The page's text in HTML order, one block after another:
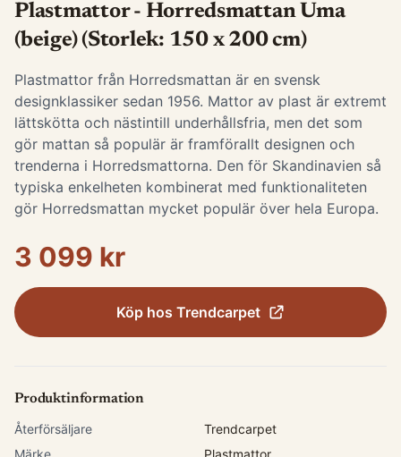
Plastmattor - Horredsmattan Uma
(beige) (Storlek: 150 x 200 cm)
Plastmattor från Horredsmattan är en svensk
designklassiker sedan 1956. Mattor av plast är extremt
lättskötta och nästintill underhållsfria, men det som
gör mattan så populär är framförallt designen och
trenderna i Horredsmattorna. Den för Skandinavien så
typiska enkelheten kombinerat med funktionaliteten
gör Horredsmattan mycket populär över hela Europa.
3 099 kr
Köp hos Trendcarpet
Produktinformation
Återförsäljare
Trendcarpet
Märke
Plastmattor